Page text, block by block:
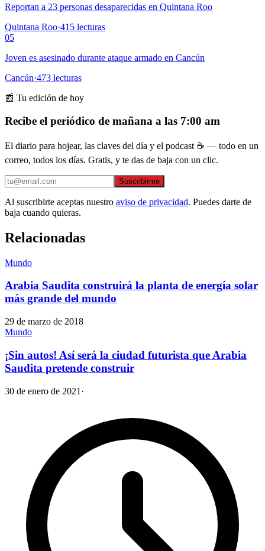
Reportan a 23 personas desaparecidas en Quintana Roo
Quintana Roo·415 lecturas
05
Joven es asesinado durante ataque armado en Cancún
Cancún·473 lecturas
📰 Tu edición de hoy
Recibe el periódico de mañana a las 7:00 am
El diario para hojear, las claves del día y el podcast ☕ — todo en un
correo, todos los días. Gratis, y te das de baja con un clic.
Suscribirme
Al suscribirte aceptas nuestro aviso de privacidad. Puedes darte de
baja cuando quieras.
Relacionadas
Mundo
Arabia Saudita construirá la planta de energía solar
más grande del mundo
29 de marzo de 2018
Mundo
¡Sin autos! Así será la ciudad futurista que Arabia
Saudita pretende construir
30 de enero de 2021 ·